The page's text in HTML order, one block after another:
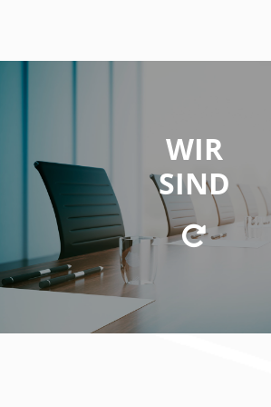
WIR
SIND
WIR SIND
eine Beteiligungsgesellschaft mit
auf innovative Business-
Technologien aus den Bereichen
und